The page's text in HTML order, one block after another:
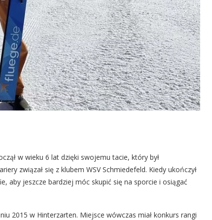
w wieku 6 lat dzięki swojemu tacie, który był
związał się z klubem WSV Schmiedefeld. Kiedy ukończył
aby jeszcze bardziej móc skupić się na sporcie i osiągać
2015 w Hinterzarten. Miejsce wówczas miał konkurs rangi